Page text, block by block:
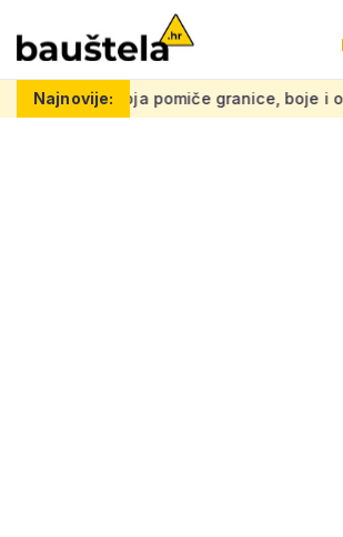
Najnovije:
koja pomiče granice, boje i oblici